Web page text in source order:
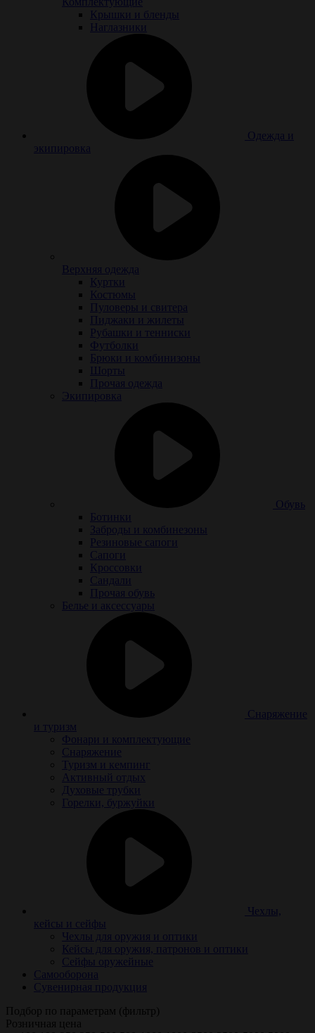
Крышки и бленды
Наглазники
Одежда и
экипировка
Верхняя одежда
Куртки
Костюмы
Пуловеры и свитера
Пиджаки и жилеты
Рубашки и тенниски
Футболки
Брюки и комбинизоны
Шорты
Прочая одежда
Экипировка
Обувь
Ботинки
Заброды и комбинезоны
Резиновые сапоги
Сапоги
Кроссовки
Сандали
Прочая обувь
Белье и аксессуары
Снаряжение
и туризм
Фонари и комплектующие
Снаряжение
Туризм и кемпинг
Активный отдых
Духовые трубки
Горелки, буржуйки
Чехлы,
кейсы и сейфы
Чехлы для оружия и оптики
Кейсы для оружия, патронов и оптики
Сейфы оружейные
Самооборона
Сувенирная продукция
Подбор по параметрам (фильтр)
Розничная цена